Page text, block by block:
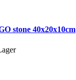
stone 40x20x10cm